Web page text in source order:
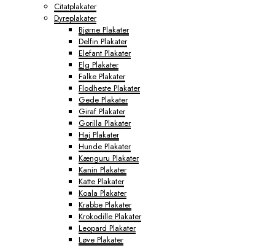
Citatplakater
Dyreplakater
Bjørne Plakater
Delfin Plakater
Elefant Plakater
Elg Plakater
Falke Plakater
Flodheste Plakater
Gede Plakater
Giraf Plakater
Gorilla Plakater
Haj Plakater
Hunde Plakater
Kænguru Plakater
Kanin Plakater
Katte Plakater
Koala Plakater
Krabbe Plakater
Krokodille Plakater
Leopard Plakater
Løve Plakater